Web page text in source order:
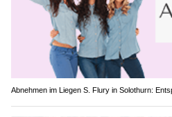
Abnehmen im Liegen S. Flury in Solothurn: